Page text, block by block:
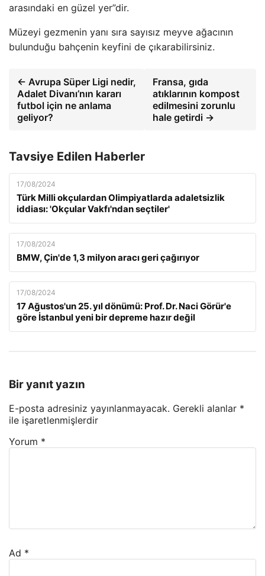
arasındaki en güzel yer”dir.
Müzeyi gezmenin yanı sıra sayısız meyve ağacının
bulunduğu bahçenin keyfini de çıkarabilirsiniz.
← Avrupa Süper Ligi nedir,
Adalet Divanı’nın kararı
futbol için ne anlama
geliyor?
Fransa, gıda
atıklarının kompost
edilmesini zorunlu
hale getirdi →
Tavsiye Edilen Haberler
17/08/2024
Türk Milli okçulardan Olimpiyatlarda adaletsizlik
iddiası: 'Okçular Vakfı'ndan seçtiler'
17/08/2024
BMW, Çin'de 1,3 milyon aracı geri çağırıyor
17/08/2024
17 Ağustos'un 25. yıl dönümü: Prof. Dr. Naci Görür'e
göre İstanbul yeni bir depreme hazır değil
Bir yanıt yazın
E-posta adresiniz yayınlanmayacak. Gerekli alanlar *
ile işaretlenmişlerdir
Yorum *
Ad *